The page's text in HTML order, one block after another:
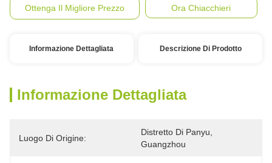
Ottenga Il Migliore Prezzo Ora Chiacchieri
Informazione Dettagliata Descrizione Di Prodotto
Informazione Dettagliata
Luogo Di Origine:
Distretto Di Panyu,
Guangzhou